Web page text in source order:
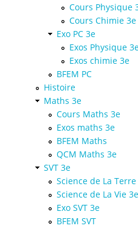
Cours Physique
Cours Chimie 3e
Exo PC 3e
Exos Physique
Exos chimie 3e
BFEM PC
Histoire
Maths 3e
Cours Maths 3e
Exos maths 3e
BFEM Maths
QCM Maths 3e
SVT 3e
Science de La
Science de La Vie 3e
Exo SVT 3e
BFEM SVT